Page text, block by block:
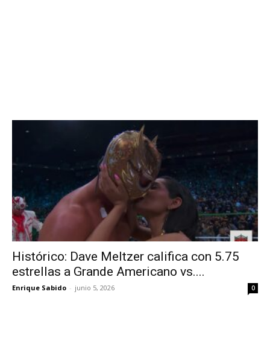
Histórico: Dave Meltzer califica con 5.75
estrellas a Grande Americano vs....
Enrique Sabido - junio 5, 2026 0